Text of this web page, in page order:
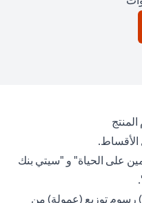
الأقساط.
على الحياة" و "سيتي بنك
رسوم توزيع (عمولة) من